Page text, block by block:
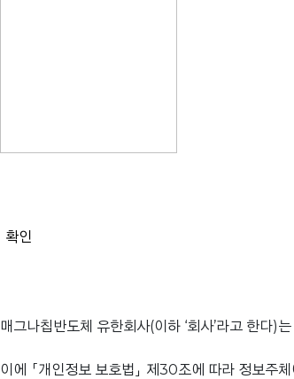
확인
매그나칩반도체 유한회사(이하 ‘회사’라고 한다)
이에 「개인정보 보호법」 제30조에 따라 정보주